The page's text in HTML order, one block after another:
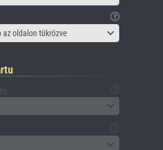
az oldalon tükrözve